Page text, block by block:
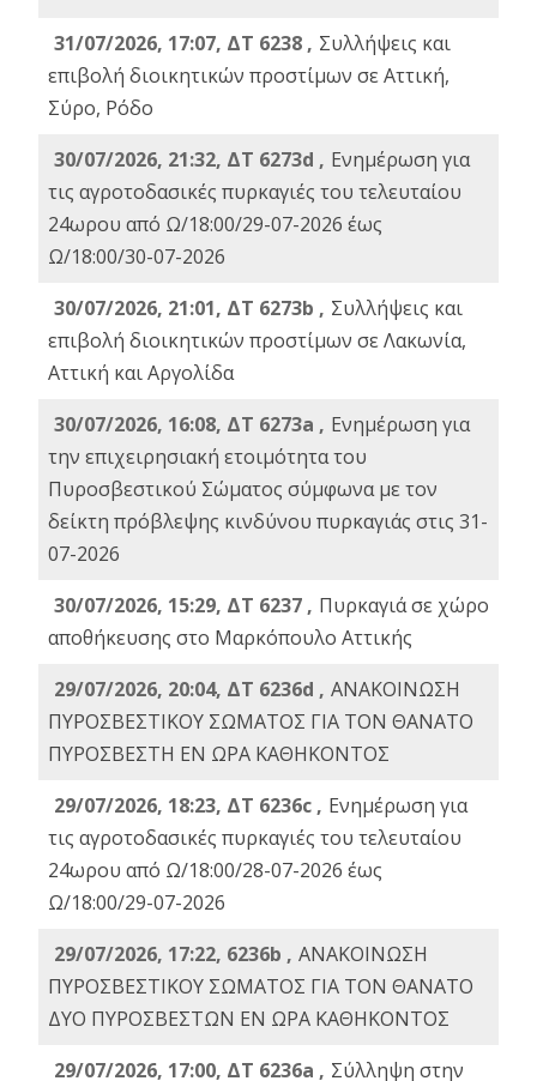
31/07/2026, 17:07, ΔΤ 6238 , Συλλήψεις και
επιβολή διοικητικών προστίμων σε Αττική,
Σύρο, Ρόδο
30/07/2026, 21:32, ΔΤ 6273d , Ενημέρωση για
τις αγροτοδασικές πυρκαγιές του τελευταίου
24ωρου από Ω/18:00/29-07-2026 έως
Ω/18:00/30-07-2026
30/07/2026, 21:01, ΔΤ 6273b , Συλλήψεις και
επιβολή διοικητικών προστίμων σε Λακωνία,
Αττική και Αργολίδα
30/07/2026, 16:08, ΔΤ 6273a , Ενημέρωση για
την επιχειρησιακή ετοιμότητα του
Πυροσβεστικού Σώματος σύμφωνα με τον
δείκτη πρόβλεψης κινδύνου πυρκαγιάς στις 31-
07-2026
30/07/2026, 15:29, ΔΤ 6237 , Πυρκαγιά σε χώρο
αποθήκευσης στο Μαρκόπουλο Αττικής
29/07/2026, 20:04, ΔΤ 6236d , ΑΝΑΚΟΙΝΩΣΗ
ΠΥΡΟΣΒΕΣΤΙΚΟΥ ΣΩΜΑΤΟΣ ΓΙΑ ΤΟΝ ΘΑΝΑΤΟ
ΠΥΡΟΣΒΕΣΤΗ ΕΝ ΩΡΑ ΚΑΘΗΚΟΝΤΟΣ
29/07/2026, 18:23, ΔΤ 6236c , Ενημέρωση για
τις αγροτοδασικές πυρκαγιές του τελευταίου
24ωρου από Ω/18:00/28-07-2026 έως
Ω/18:00/29-07-2026
29/07/2026, 17:22, 6236b , ΑΝΑΚΟΙΝΩΣΗ
ΠΥΡΟΣΒΕΣΤΙΚΟΥ ΣΩΜΑΤΟΣ ΓΙΑ ΤΟΝ ΘΑΝΑΤΟ
ΔΥΟ ΠΥΡΟΣΒΕΣΤΩΝ ΕΝ ΩΡΑ ΚΑΘΗΚΟΝΤΟΣ
29/07/2026, 17:00, ΔΤ 6236a , Σύλληψη στην